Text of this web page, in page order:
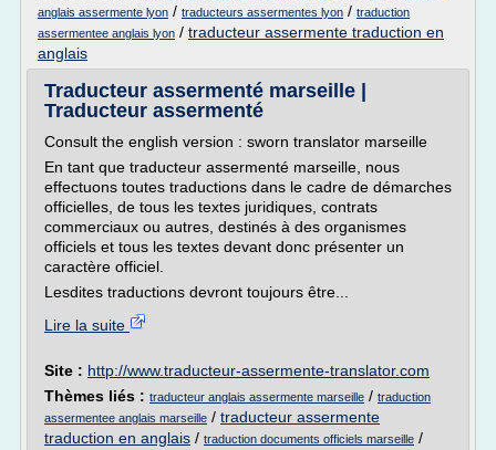
anglais assermente lyon / traducteurs assermentes lyon / traduction
assermentee anglais lyon / traducteur assermente traduction en
anglais
Traducteur assermenté marseille |
Traducteur assermenté
Consult the english version : sworn translator marseille
En tant que traducteur assermenté marseille, nous
effectuons toutes traductions dans le cadre de démarches
officielles, de tous les textes juridiques, contrats
commerciaux ou autres, destinés à des organismes
officiels et tous les textes devant donc présenter un
caractère officiel.
Lesdites traductions devront toujours être...
Lire la suite
Site : http://www.traducteur-assermente-translator.com
Thèmes liés : traducteur anglais assermente marseille / traduction
assermentee anglais marseille / traducteur assermente
traduction en anglais / traduction documents officiels marseille /